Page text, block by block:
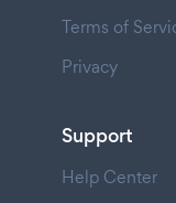
Terms of
Privacy
Support
Help Center